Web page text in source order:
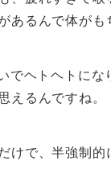
あるんで体がも
でヘトヘトに
えるんですね。
けで、半強制